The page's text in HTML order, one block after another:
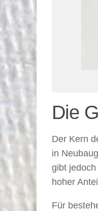
Die
Der Kern
in
gibt
hoher
Für